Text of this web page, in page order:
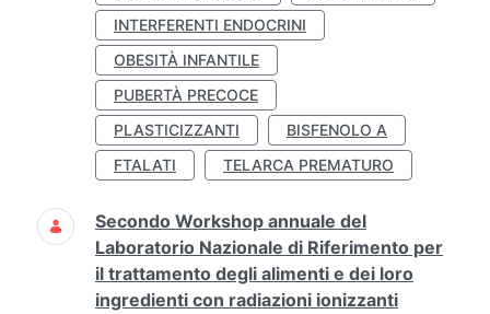
INTERFERENTI ENDOCRINI
OBESITÀ INFANTILE
PUBERTÀ PRECOCE
PLASTICIZZANTI
BISFENOLO A
FTALATI
TELARCA PREMATURO
Secondo Workshop annuale del
Laboratorio Nazionale di Riferimento per
il trattamento degli alimenti e dei loro
ingredienti con radiazioni ionizzanti